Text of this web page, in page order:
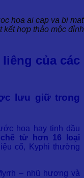
hoa ai cap va bi
kết hợp thảo mộc
của các
lưu giữ trong
hoa hay tinh dầu
từ hơn 16 loại
cổ, Kyphi thường
– nhũ hương và